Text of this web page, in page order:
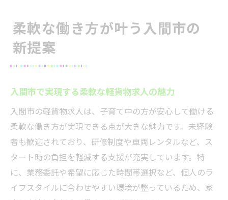
柔軟な働き方が叶う入間市の
新提案
入間市で実現する柔軟な軽貨物求人の魅力
入間市の軽貨物求人は、子育て中の方が安心して働ける
柔軟な働き方が実現できる点が大きな魅力です。未経験
者も歓迎されており、研修制度や車両レンタルなど、ス
タート時の負担を軽減する支援が充実しています。特
に、業務委託や希望に応じた時間帯選択など、個人のラ
イフスタイルに合わせやすい環境が整っているため、家